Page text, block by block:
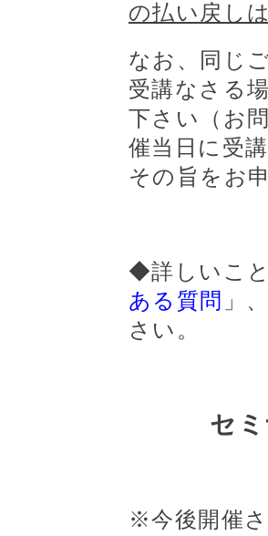
の払い戻し
なお、同じ
受講なさる
下さい（お
催当日に受
その旨をお
◆詳しいこ
ある質問 」
さい。
セ
※今後開催